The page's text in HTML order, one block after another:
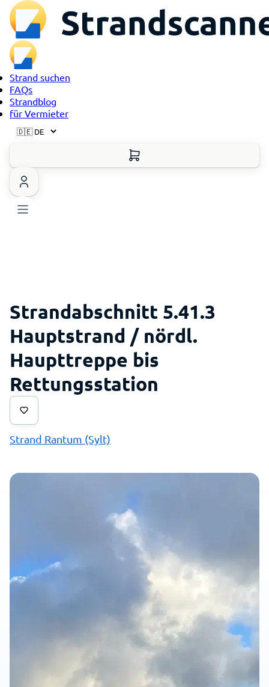
Strand suchen
FAQs
Strandblog
für Vermieter
Strandabschnitt 5.41.3
Hauptstrand / nördl.
Haupttreppe bis
Rettungsstation
Strand Rantum (Sylt)